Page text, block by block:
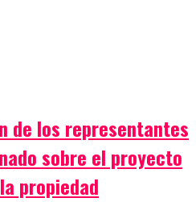
de los representantes
sobre el proyecto
propiedad